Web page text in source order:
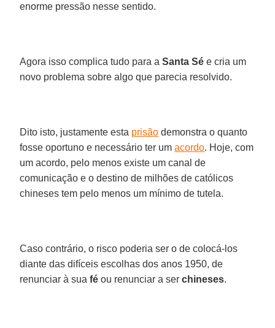
enorme pressão nesse sentido.
Agora isso complica tudo para aSanta Sé e cria um
novo problema sobre algo que parecia resolvido.
Dito isto, justamente esta prisão demonstra o quanto
fosse oportuno e necessário ter umacordo. Hoje, com
um acordo, pelo menos existe um canal de
comunicação e o destino de milhões de católicos
chineses tem pelo menos um mínimo de tutela.
Caso contrário, o risco poderia ser o de colocá-los
diante das difíceis escolhas dos anos 1950, de
renunciar à suafé ou renunciar a serchineses.